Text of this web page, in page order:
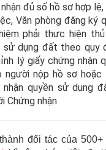
đủ số hồ sơ hợp
Văn phòng đăng ký
phải thực hiện
sử dụng đất theo quy
lý giấy chứng nhận
người nộp hồ sơ
nhận quyền sử dụng
Chứng nhận
đối tác của 500+